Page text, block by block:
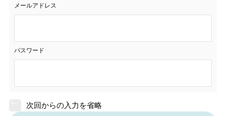
メールアドレス
パスワード
次回からの入力を省略